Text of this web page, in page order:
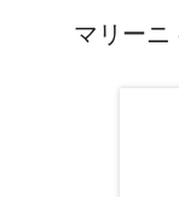
マリーニ